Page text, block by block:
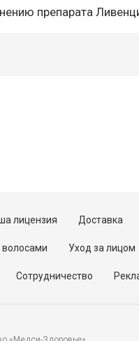
препарата
лицензия Доставка
волосами Уход за лицом
Сотрудничество